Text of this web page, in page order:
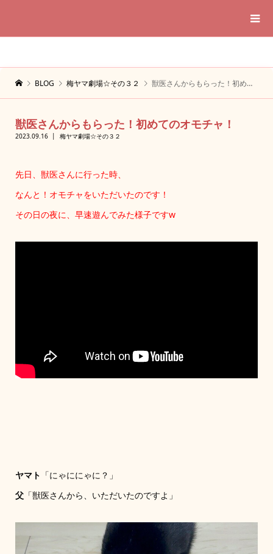
BLOG 梅ヤマ劇場☆その３２ 獣医さんからもらった！初めてのオモチャ！
獣医さんからもらった！初めてのオモチャ！
2023.09.16 梅ヤマ劇場☆その３２
先日、獣医さんに行った時、
なんと！オモチャをいただいたのです！
その日の夜に、早速遊んでみた様子ですw
ヤマト 「にゃににゃに？」
父「獣医さんから、いただいたのですよ」